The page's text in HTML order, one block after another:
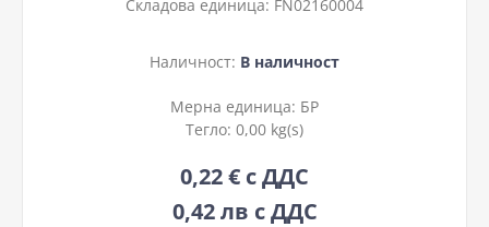
Складова единица: FN02160004
Наличност: В наличност
Мерна единица: БР
Тегло: 0,00 kg(s)
0,22 € с ДДС
0,42 лв с ДДС